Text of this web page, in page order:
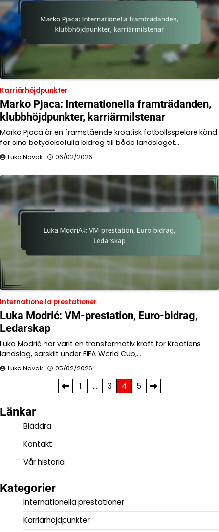
Karriärhöjdpunkter
Marko Pjaca: Internationella framträdanden,
klubbhöjdpunkter, karriärmilstenar
Marko Pjaca är en framstående kroatisk fotbollsspelare känd
för sina betydelsefulla bidrag till både landslaget…
Luka Novak 06/02/2026
Internationella prestationer
Luka Modrić: VM-prestation, Euro-bidrag,
Ledarskap
Luka Modrić har varit en transformativ kraft för Kroatiens
landslag, särskilt under FIFA World Cup,…
Luka Novak 05/02/2026
pagination
1 … 3 4 5
Länkar
Bläddra
Kontakt
Vår historia
Kategorier
Internationella prestationer
Karriärhöjdpunkter